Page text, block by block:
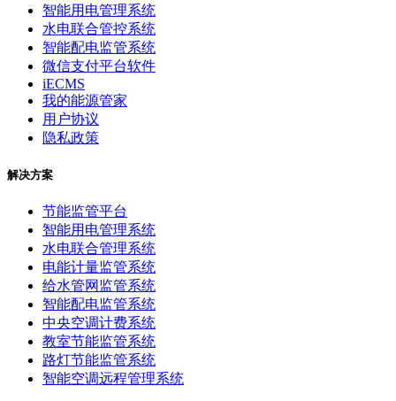
智能用电管理系统
水电联合管控系统
智能配电监管系统
微信支付平台软件
iECMS
我的能源管家
用户协议
隐私政策
解决方案
节能监管平台
智能用电管理系统
水电联合管理系统
电能计量监管系统
给水管网监管系统
智能配电监管系统
中央空调计费系统
教室节能监管系统
路灯节能监管系统
智能空调远程管理系统